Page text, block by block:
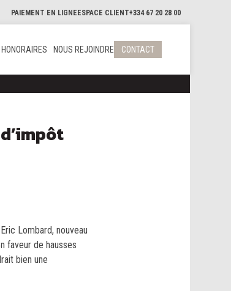
PAIEMENT EN LIGNE ESPACE CLIENT+334 67 20 28 00
HONORAIRES NOUS REJOINDRE CONTACT
Lombard, nouveau
faveur de hausses
bien une